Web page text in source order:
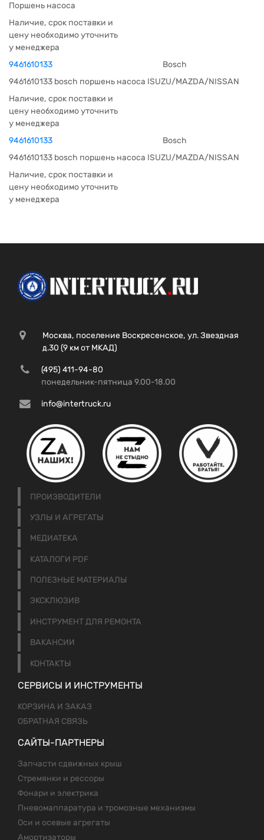
Поршень насоса
Наличие, срок поставки и
цену необходимо уточнить
у менеджера
9461610133
Bosch
9461610133 bosch поршень насоса ISUZU/MAZDA/NISSAN
Наличие, срок поставки и
цену необходимо уточнить
у менеджера
9461610133
Bosch
9461610133 bosch поршень насоса ISUZU/MAZDA/NISSAN
Наличие, срок поставки и
цену необходимо уточнить
у менеджера
Москва, поселение Воскресенское, ул. Звездная
д.30 (9 км от МКАД)
(495) 411-94-80
понедельник-пятница 9.00-18.00
info@intertruck.ru
ПРОИЗВОДИТЕЛИ
УЗЛЫ И АГРЕГАТЫ
МЕДИАТЕКА
КАТАЛОГИ PDF
ПОЛЕЗНЫЕ МАТЕРИАЛЫ
ЭКСКЛЮЗИВ
ИНСТРУМЕНТ ДЛЯ РЕМОНТА
ВАКАНСИИ
КОНТАКТЫ
СЕРВИСЫ И ИНСТРУМЕНТЫ
КОРЗИНА И ЗАКАЗ
ОБРАТНАЯ СВЯЗЬ
САЙТЫ-ПАРТНЕРЫ
Запчасти сдвижных крыш
Стремянки и рессоры
Фонари и электрика
Пневомаппаратура и тромозные механизмы
Оси и осевые агрегаты
Амортизаторы